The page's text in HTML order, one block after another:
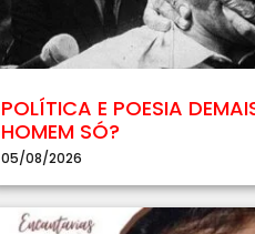
POLÍTICA E POESIA
HOMEM SÓ?
05/08/2026